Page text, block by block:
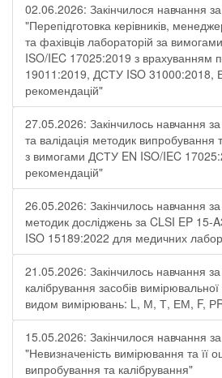
02.06.2026: Закінчилося навчання
"Перепідготовка керівників,
та фахівців лабораторій за
ISO/IEC 17025:2019 з врахуванням
19011:2019, ДСТУ ISO 31000:2018,
рекомендацій"
27.05.2026: Закінчилось навчання
та валідація методик випробування
з вимогами ДСТУ EN ISO/IEC
рекомендацій"
26.05.2026: Закінчилось навчання
методик досліджень за CLSI EP 15-
ISO 15189:2022 для медичних
21.05.2026: Закінчилось навчання
калібрування засобів
видом вимірювань: L, М, Т, ЕМ, F,
15.05.2026: Закінчилося навчання
"Невизначеність вимірювання та її
випробування та калібрування"